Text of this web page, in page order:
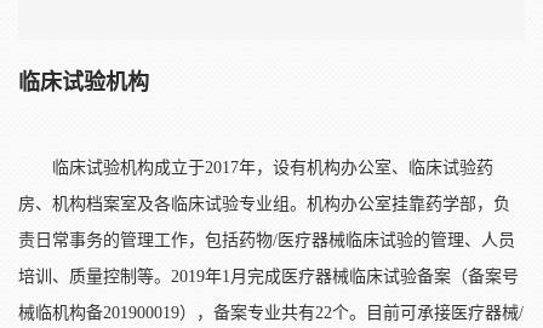
临床试验机构
临床试验机构成立于2017年，设有机构办公室、临床试验药
房、机构档案室及各临床试验专业组。机构办公室挂靠药学部，负
责日常事务的管理工作，包括药物/医疗器械临床试验的管理、人员
培训、质量控制等。2019年1月完成医疗器械临床试验备案（备案号
械临机构备201900019），备案专业共有22个。目前可承接医疗器械/